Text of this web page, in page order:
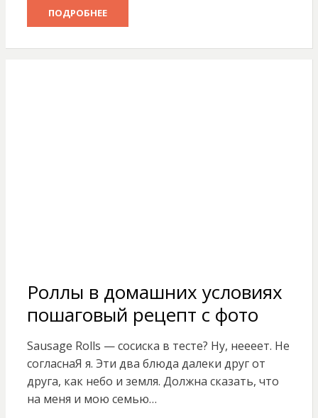
ПОДРОБНЕЕ
Роллы в домашних условиях
пошаговый рецепт с фото
Sausage Rolls — сосиска в тесте? Ну, неееет. Не
согласнаЯ я. Эти два блюда далеки друг от
друга, как небо и земля. Должна сказать, что
на меня и мою семью…